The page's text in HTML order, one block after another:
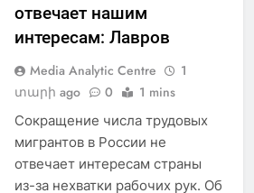
отвечает нашим
интересам: Лавров
Media Analytic Centre
1
տարի ago
0 1 mins
Сокращение числа трудовых
мигрантов в России не
отвечает интересам страны
из-за нехватки рабочих рук. Об